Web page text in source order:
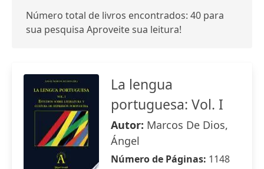
Número total de livros encontrados: 40 para
sua pesquisa Aproveite sua leitura!
La lengua
portuguesa: Vol. I
Autor: Marcos De Dios,
Ángel
Número de Páginas: 1148